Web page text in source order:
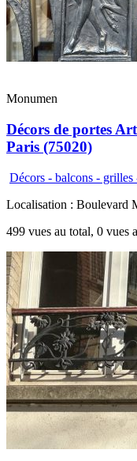
Monumen
Décors de portes
Paris (75020)
Décors - balcons - grilles
Localisation : Boulevard
499 vues au total, 0 vues